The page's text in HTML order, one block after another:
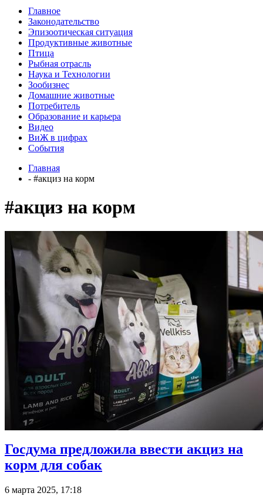
Главное
Законодательство
Эпизоотическая ситуация
Продуктивные животные
Птица
Рыбная отрасль
Наука и Технологии
Зообизнес
Домашние животные
Потребитель
Образование и карьера
Видео
ВиЖ в цифрах
События
Главная
- #акциз на корм
#акциз на корм
Госдума предложила ввести акциз на
корм для собак
6 марта 2025, 17:18